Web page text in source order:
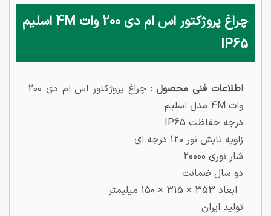
چراغ پروژکتور اس ام دی 200 وات 4M اسلیم
IP65
اطلاعات فنی محصول :
چراغ پروژکتور اس ام دی 200
وات 4M مدل اسلیم
درجه حفاظت IP65
زاویه تابش نور 120 درجه ای
شار نوری 20000
دو سال ضمانت
ابعاد 353 × 315 × 150 میلیمتر
تولید ایران